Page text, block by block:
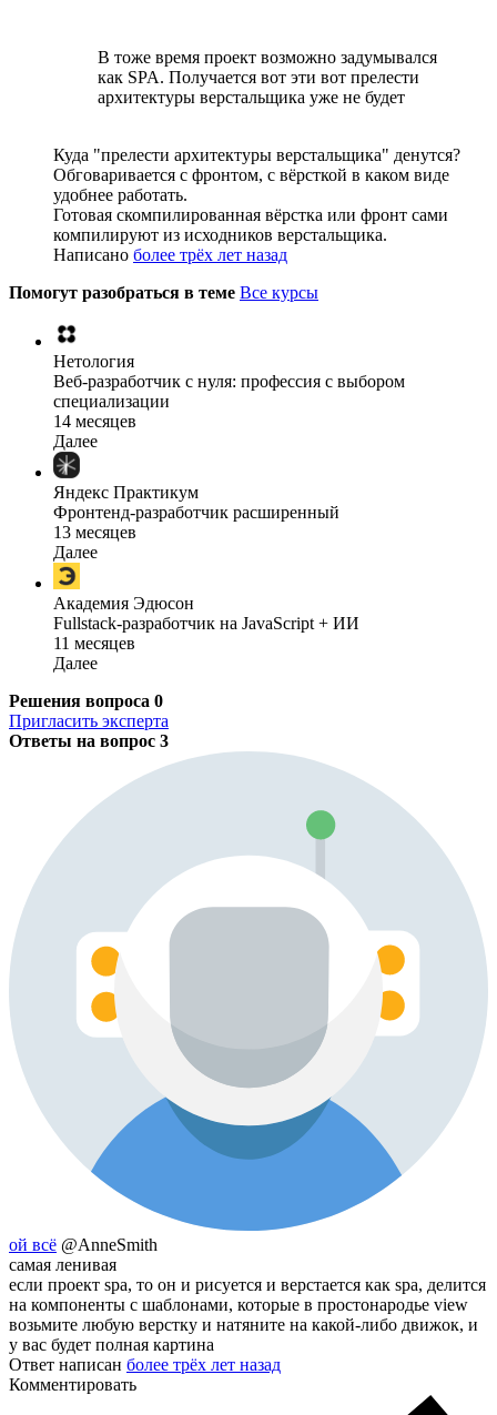
В тоже время проект возможно задумывался
как SPA. Получается вот эти вот прелести
архитектуры верстальщика уже не будет
Куда "прелести архитектуры верстальщика" денутся?
Обговаривается с фронтом, с вёрсткой в каком виде
удобнее работать.
Готовая скомпилированная вёрстка или фронт сами
компилируют из исходников верстальщика.
Написано более трёх лет назад
Помогут разобраться в теме Все курсы
Нетология
Веб-разработчик с нуля: профессия с выбором
специализации
14 месяцев
Далее
Яндекс Практикум
Фронтенд-разработчик расширенный
13 месяцев
Далее
Академия Эдюсон
Fullstack-разработчик на JavaScript + ИИ
11 месяцев
Далее
Решения вопроса 0
Пригласить эксперта
Ответы на вопрос 3
ой всё @AnneSmith
самая ленивая
если проект spa, то он и рисуется и верстается как spa, делится
на компоненты c шаблонами, которые в простонародье view
возьмите любую верстку и натяните на какой-либо движок, и
у вас будет полная картина
Ответ написан более трёх лет назад
Комментировать